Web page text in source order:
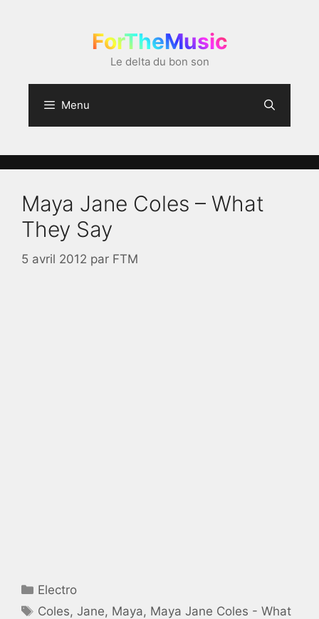
ForTheMusic
Le delta du bon son
Menu
Maya Jane Coles – What
They Say
5 avril 2012 par FTM
Catégories
Electro
Étiquettes
Coles,Jane, Maya, Maya Jane Coles - What